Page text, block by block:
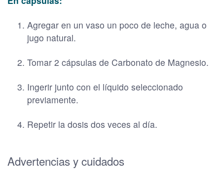
Agregar en un vaso un poco de leche, agua o
jugo natural.
Tomar 2 cápsulas de Carbonato de Magnesio.
Ingerir junto con el líquido seleccionado
previamente.
Repetir la dosis dos veces al día.
Advertencias y cuidados